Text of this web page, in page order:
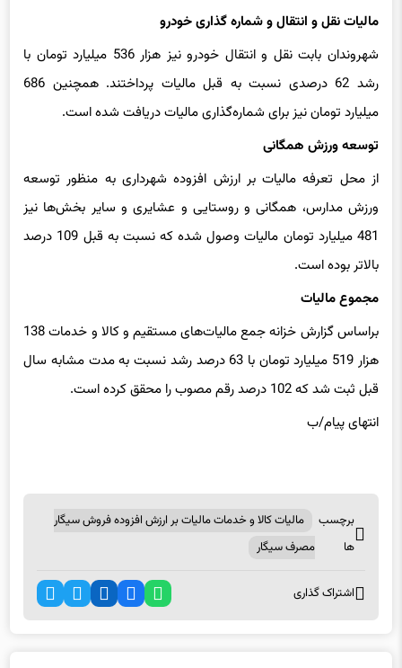
مالیات نقل و انتقال و شماره گذاری خودرو
شهروندان بابت نقل و انتقال خودرو نیز هزار 536 میلیارد تومان با
رشد 62 درصدی نسبت به قبل مالیات پرداختند. همچنین 686
میلیارد تومان نیز برای شماره‌گذاری مالیات دریافت شده است.
توسعه ورزش همگانی
از محل تعرفه مالیات بر ارزش افزوده شهرداری به منظور توسعه
ورزش مدارس،‌ همگانی و روستایی و عشایری و سایر بخش‌ها نیز
481 میلیارد تومان مالیات وصول شده که نسبت به قبل 109 درصد
بالاتر بوده است.
مجموع مالیات
براساس گزارش خزانه جمع مالیات‌های مستقیم و کالا و خدمات 138
هزار 519 میلیارد تومان با 63 درصد رشد نسبت به مدت مشابه سال
قبل ثبت شد که 102 درصد رقم مصوب را محقق کرده است.
انتهای پیام/ب
برچسب
ها
مالیات کالا و خدمات مالیات بر ارزش افزوده فروش سیگار
مصرف سیگار
اشتراک گذاری